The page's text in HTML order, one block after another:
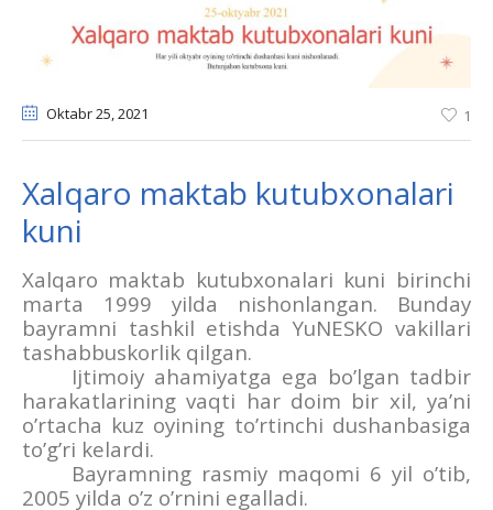
Oktabr 25, 2021 1
Xalqaro maktab kutubxonalari
kuni
Xalqaro maktab kutubxonalari kuni birinchi
marta 1999 yilda nishonlangan. Bunday
bayramni tashkil etishda YuNESKO vakillari
tashabbuskorlik qilgan.
Ijtimoiy ahamiyatga ega bo’lgan tadbir
harakatlarining vaqti har doim bir xil, ya’ni
o’rtacha kuz oyining to’rtinchi dushanbasiga
to’g’ri kelardi.
Bayramning rasmiy maqomi 6 yil o’tib,
2005 yilda o’z o’rnini egalladi.